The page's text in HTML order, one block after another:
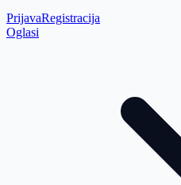
PrijavaRegistracija
Oglasi